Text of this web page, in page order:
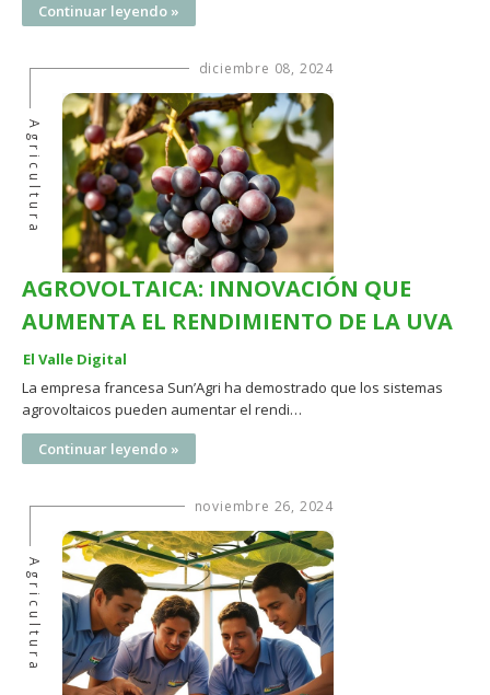
Continuar leyendo »
diciembre 08, 2024
Agricultura
AGROVOLTAICA: INNOVACIÓN QUE
AUMENTA EL RENDIMIENTO DE LA UVA
El Valle Digital
La empresa francesa Sun’Agri ha demostrado que los sistemas
agrovoltaicos pueden aumentar el rendi…
Continuar leyendo »
noviembre 26, 2024
Agricultura